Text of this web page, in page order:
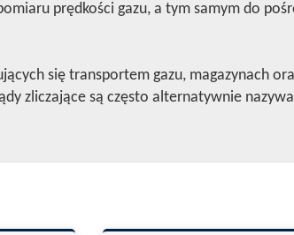
prędkości gazu, a tym samym do
się transportem gazu, magazynach
zliczające są często alternatywnie